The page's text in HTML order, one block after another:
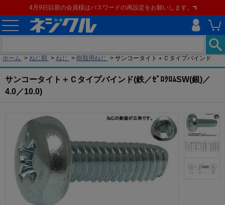
4月9日以前の会員様はパスワードの再設定をお願いします。
ホーム > ねじ類 > ねじ > 樹脂用ねじ > サンコータイト＋Ｃタイプバインド
サンコータイト＋Ｃタイプバインド(鉄／ｾﾞﾛｸﾛﾑSW(銀)／
4.0／10.0)